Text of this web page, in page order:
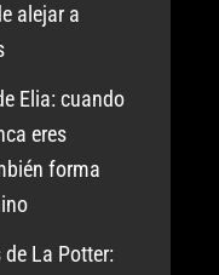
alejar a
Elia: cuando
eres
forma
La Potter: